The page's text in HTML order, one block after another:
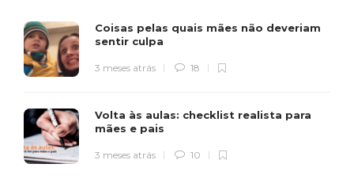
Coisas pelas quais mães não deveriam
sentir culpa
3 meses atrás 18
Volta às aulas: checklist realista para
mães e pais
3 meses atrás 10